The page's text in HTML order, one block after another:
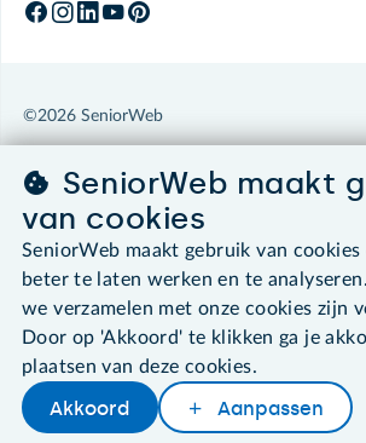
Later lezenDelen
©2026 SeniorWeb
Algemene voorwaarden
Disclaimer
Privacybeleid
About SeniorWeb
SeniorWeb maakt
van cookies
SeniorWeb maakt gebruik van
beter te laten werken en te
we verzamelen met onze cookies zijn
Door op 'Akkoord' te klikken ga je
plaatsen van deze cookies.
Akkoord Aanpassen